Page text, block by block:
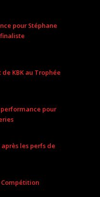
pour Stéphane
finaliste
de KBK au Trophée
pour
les perfs de
Compétition